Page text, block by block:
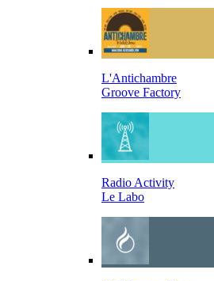
L'Antichambre
Groove Factory
Radio Activity
Le Labo